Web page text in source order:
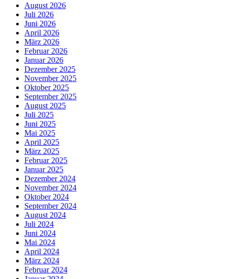
August 2026
Juli 2026
Juni 2026
April 2026
März 2026
Februar 2026
Januar 2026
Dezember 2025
November 2025
Oktober 2025
September 2025
August 2025
Juli 2025
Juni 2025
Mai 2025
April 2025
März 2025
Februar 2025
Januar 2025
Dezember 2024
November 2024
Oktober 2024
September 2024
August 2024
Juli 2024
Juni 2024
Mai 2024
April 2024
März 2024
Februar 2024